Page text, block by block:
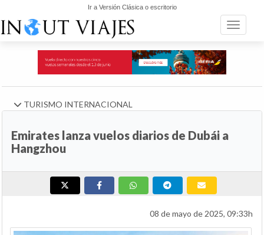
Ir a Versión Clásica o escritorio
Toggle
TURISMO INTERNACIONAL
Emirates lanza vuelos diarios de Dubái a
Hangzhou
08 de mayo de 2025, 09:33h